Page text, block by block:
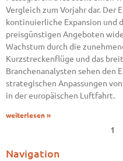
Vergleich zum Vorjahr dar. Der
kontinuierliche Expansion und
preisgünstigen Angeboten
Wachstum durch die
Kurzstreckenflüge und das
Branchenanalysten sehen den
strategischen Anpassungen
in der europäischen Luftfahrt.
weiterlesen »
1
Navigation